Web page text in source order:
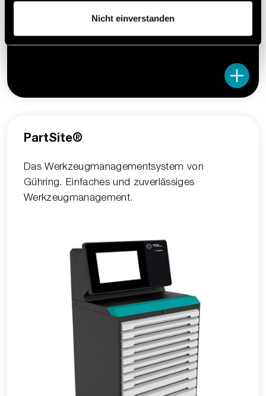
Nicht einverstanden
PartSite®
Das Werkzeugmanagementsystem von
Gühring. Einfaches und zuverlässiges
Werkzeugmanagement.